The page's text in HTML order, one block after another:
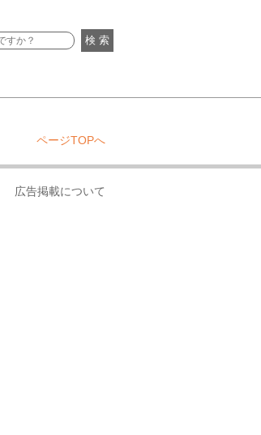
検 索
ページTOPへ
広告掲載について